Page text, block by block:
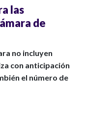
las
de
no incluyen
con anticipación
el número de